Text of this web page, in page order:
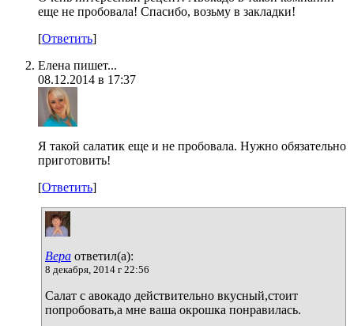
еще не пробовала! Спасибо, возьму в закладки!
[Ответить]
Елена пишет...
08.12.2014 в 17:37
Я такой салатик еще и не пробовала. Нужно обязательно
приготовить!
[Ответить]
Вера ответил(а):
8 декабря, 2014 г 22:56
Салат с авокадо действительно вкусный,стоит
попробовать,а мне ваша окрошка понравилась.